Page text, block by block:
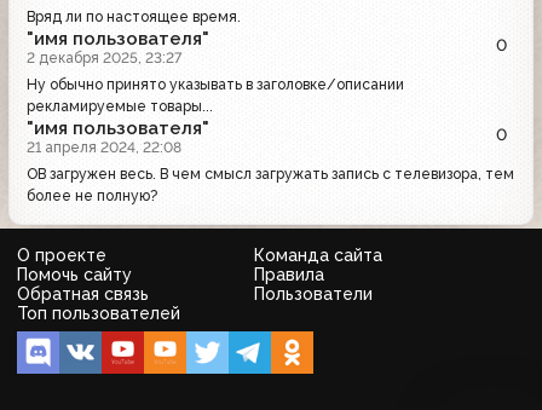
Вряд ли по настоящее время.
"имя пользователя"
2 декабря 2025, 23:27
0
Ну обычно принято указывать в заголовке/описании
рекламируемые товары...
"имя пользователя"
21 апреля 2024, 22:08
0
ОВ загружен весь. В чем смысл загружать запись с телевизора, тем
более не полную?
О проекте
Команда сайта
Помочь сайту
Правила
Обратная связь
Пользователи
Топ пользователей